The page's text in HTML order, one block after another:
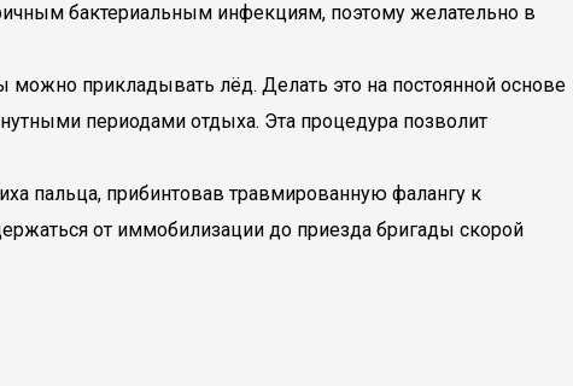
бактериальным инфекциям, поэтому желательно в
прикладывать лёд. Делать это на постоянной основе
периодами отдыха. Эта процедура позволит
пальца, прибинтовав травмированную фалангу к
от иммобилизации до приезда бригады скорой